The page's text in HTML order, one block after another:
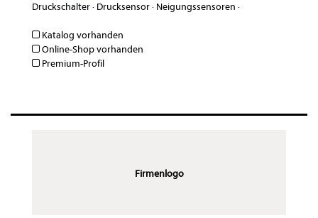
Druckschalter· Drucksensor· Neigungssensoren ·
Katalog vorhanden
Online-Shop vorhanden
Premium-Profil
Firmenlogo